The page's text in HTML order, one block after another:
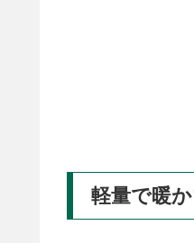
軽量で暖